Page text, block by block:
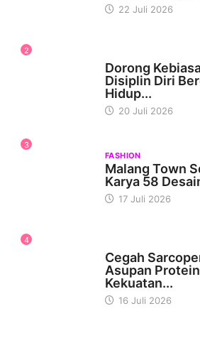
22 Juli 2026
2
Dorong
Disiplin Diri
Hidup...
20 Juli 2026
3
FASHION
Malang Town
Karya 58
17 Juli 2026
4
Cegah
Asupan
Kekuatan...
16 Juli 2026